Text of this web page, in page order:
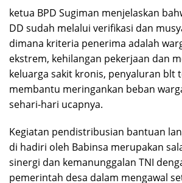
ketua BPD Sugiman menjelaskan
DD sudah melalui verifikasi dan
dimana kriteria penerima adalah
ekstrem, kehilangan pekerjaan dan
keluarga sakit kronis, penyaluran blt
membantu meringankan beban
sehari-hari ucapnya.
Kegiatan pendistribusian bantuan
di hadiri oleh Babinsa merupakan
sinergi dan kemanunggalan TNI
pemerintah desa dalam mengawal